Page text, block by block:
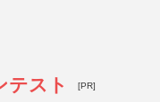
テスト [PR]